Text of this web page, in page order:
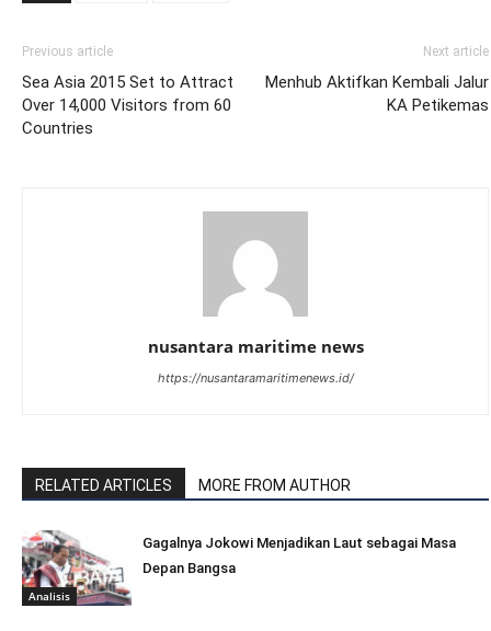
Previous article
Sea Asia 2015 Set to Attract
Over 14,000 Visitors from 60
Countries
Next article
Menhub Aktifkan Kembali Jalur
KA Petikemas
nusantara maritime news
https://nusantaramaritimenews.id/
RELATED ARTICLES MORE FROM AUTHOR
Analisis
Gagalnya Jokowi Menjadikan Laut sebagai Masa
Depan Bangsa